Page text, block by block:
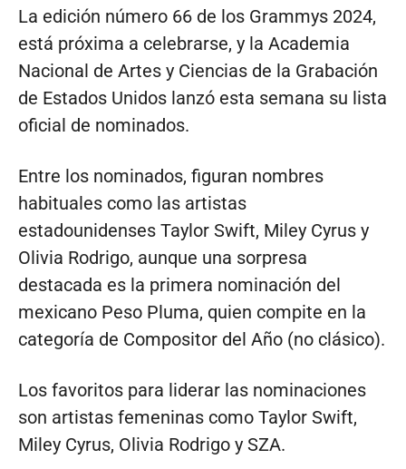
La edición número 66 de los Grammys 2024,
está próxima a celebrarse, y la Academia
Nacional de Artes y Ciencias de la Grabación
de Estados Unidos lanzó esta semana su lista
oficial de nominados.
Entre los nominados, figuran nombres
habituales como las artistas
estadounidenses Taylor Swift, Miley Cyrus y
Olivia Rodrigo, aunque una sorpresa
destacada es la primera nominación del
mexicano Peso Pluma, quien compite en la
categoría de Compositor del Año (no clásico).
Los favoritos para liderar las nominaciones
son artistas femeninas como Taylor Swift,
Miley Cyrus, Olivia Rodrigo y SZA.